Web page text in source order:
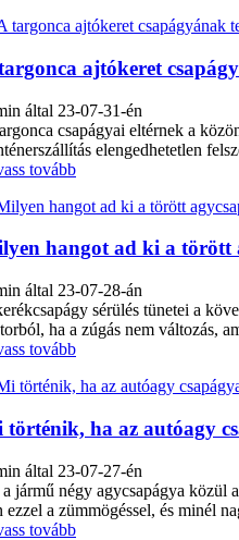
ajtókeret
által 23-07-31-én
csapágyai eltérnek a
elengedhetetlen
tovább
hangot ad ki a törött
által 23-07-28-án
sérülés tünetei a
ha a zúgás nem változás,
tovább
történik, ha az autóagy
által 23-07-27-én
jármű négy agycsapágya közül
ezzel a zümmögéssel, és minél
tovább